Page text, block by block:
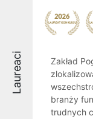
Laureaci
Zakład
branży
trudnych